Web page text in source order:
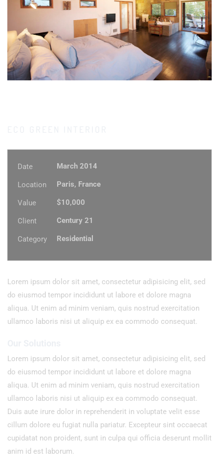
Date March 2014
Location Paris, France
Value $10,000
Client Century 21
Category Residential
Lorem ipsum dolor sit amet, consectetur adipisicing elit, sed
do eiusmod tempor incididunt ut labore et dolore magna
aliqua. Ut enim ad minim veniam, quis nostrud exercitation
ullamco laboris nisi ut aliquip ex ea commodo consequat.
Lorem ipsum dolor sit amet, consectetur adipisicing elit, sed
do eiusmod tempor incididunt ut labore et dolore magna
aliqua. Ut enim ad minim veniam, quis nostrud exercitation
ullamco laboris nisi ut aliquip ex ea commodo consequat.
Duis aute irure dolor in reprehenderit in voluptate velit esse
cillum dolore eu fugiat nulla pariatur. Excepteur sint occaecat
cupidatat non proident, sunt in culpa qui officia deserunt mollit
anim id est laborum.